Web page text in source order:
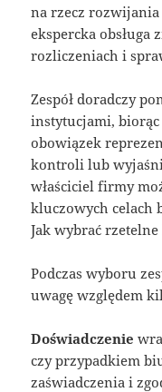
na rzecz
ekspercka obsługa
rozliczeniach i
Zespół doradczy
instytucjami,
obowiązek
kontroli lub
właściciel firmy
kluczowych celach
Jak wybrać
Podczas wyboru
uwagę względem
Doświadczenie
czy przypadkiem
zaświadczenia i